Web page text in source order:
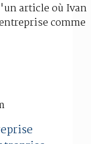
article où Ivan
comme